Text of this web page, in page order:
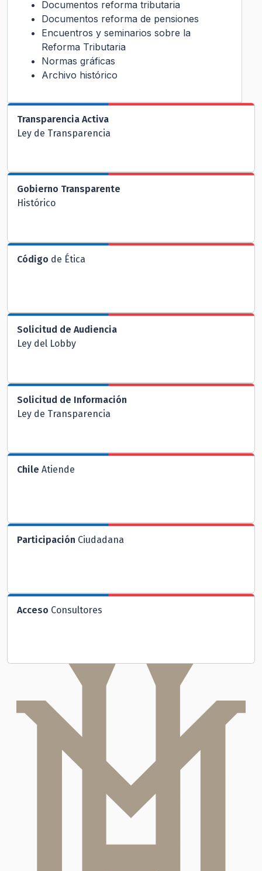
Documentos reforma tributaria
Documentos reforma de pensiones
Encuentros y seminarios sobre la
Reforma Tributaria
Normas gráficas
Archivo histórico
Transparencia Activa
Ley de Transparencia
Gobierno Transparente
Histórico
Código de Ética
Solicitud de Audiencia
Ley del Lobby
Solicitud de Información
Ley de Transparencia
Chile Atiende
Participación Ciudadana
Acceso Consultores